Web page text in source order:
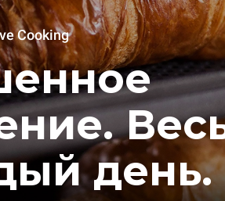
Cooking
день.